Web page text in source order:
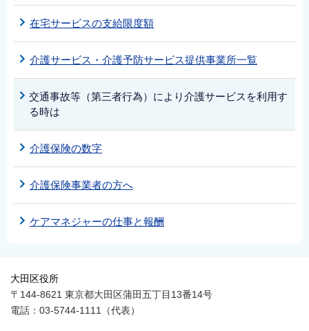
在宅サービスの支給限度額
介護サービス・介護予防サービス提供事業所一覧
交通事故等（第三者行為）により介護サービスを利用す
る時は
介護保険の数字
介護保険事業者の方へ
ケアマネジャーの仕事と報酬
大田区役所
〒144-8621 東京都大田区蒲田五丁目13番14号
電話：03-5744-1111（代表）